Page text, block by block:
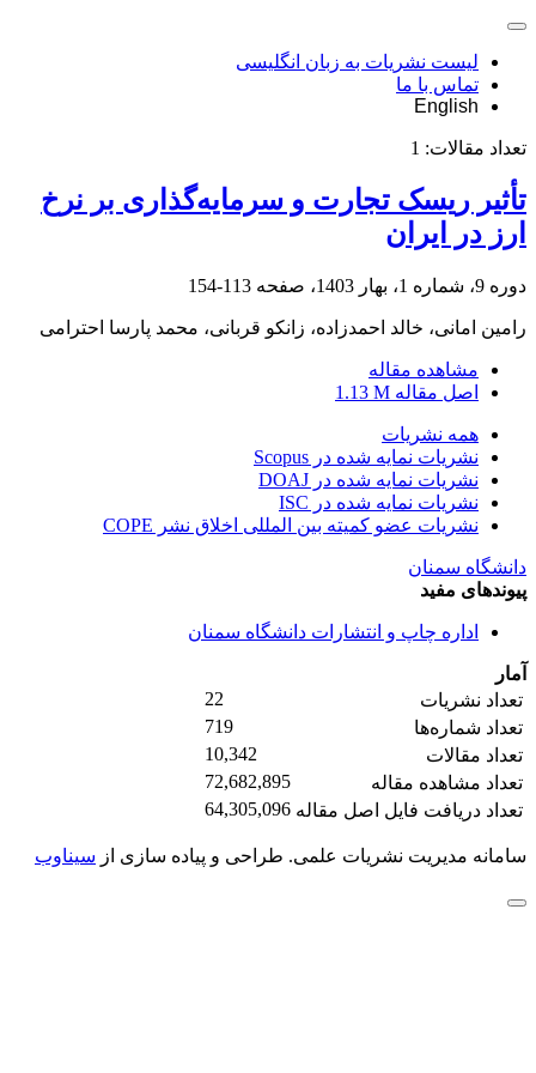
لیست نشریات به زبان انگلیسی
تماس با ما
English
تعداد مقالات: 1
تأثیر ریسک تجارت و سرمایه‌گذاری بر نرخ
ارز در ایران
دوره 9، شماره 1، بهار 1403، صفحه 113-154
رامین امانی، خالد احمدزاده، زانکو قربانی، محمد پارسا احترامی
مشاهده مقاله
اصل مقاله 1.13 M
همه نشریات
نشریات نمایه شده در Scopus
نشریات نمایه شده در DOAJ
نشریات نمایه شده در ISC
نشریات عضو کمیته بین المللی اخلاق نشر COPE
دانشگاه سمنان
پیوندهای مفید
اداره چاپ و انتشارات دانشگاه سمنان
آمار
تعداد نشریات
22
تعداد شماره‌ها
719
تعداد مقالات
10,342
تعداد مشاهده مقاله
72,682,895
تعداد دریافت فایل اصل مقاله 64,305,096
سامانه مدیریت نشریات علمی. طراحی و پیاده سازی از سیناوب